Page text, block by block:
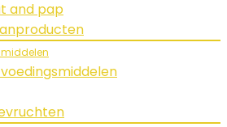
and pap